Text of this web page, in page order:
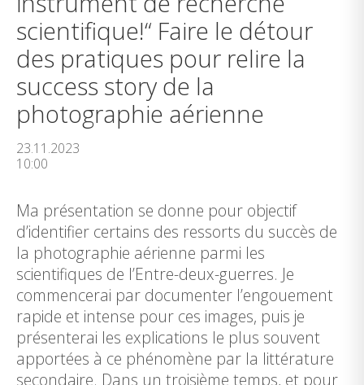
scientifique!“ Faire le détour
des pratiques pour relire la
success story de la
photographie aérienne
23.11.2023
10:00
Ma présentation se donne pour objectif
d’identifier certains des ressorts du succès de
la photographie aérienne parmi les
scientifiques de l’Entre-deux-guerres. Je
commencerai par documenter l’engouement
rapide et intense pour ces images, puis je
présenterai les explications le plus souvent
apportées à ce phénomène par la littérature
secondaire. Dans un troisième temps, et pour